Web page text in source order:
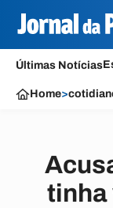
Últimas Notícias
Home>
tinha